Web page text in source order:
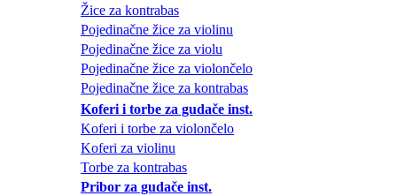
Žice za kontrabas
Pojedinačne žice za violinu
Pojedinačne žice za violu
Pojedinačne žice za violončelo
Pojedinačne žice za kontrabas
Koferi i torbe za gudače inst.
Koferi i torbe za violončelo
Koferi za violinu
Torbe za kontrabas
Pribor za gudače inst.